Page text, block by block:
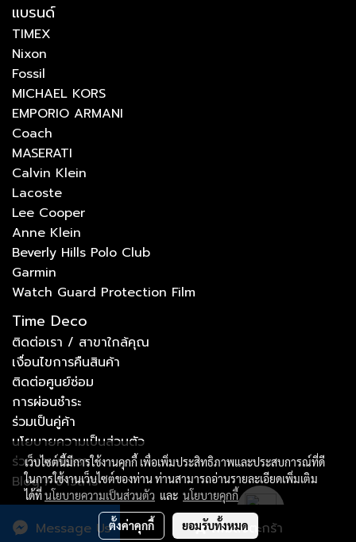
เพิ่มลงตะกร้า
Message Us
แบรนด์
TIMEX
Nixon
Fossil
MICHAEL KORS
EMPORIO ARMANI
Coach
MASERATI
Calvin Klein
Lacoste
Lee Cooper
Anne Klein
Beverly Hills Polo Club
Garmin
Watch Guard Protection Film
Time Deco
ติดต่อเรา / สาขาใกล้คุณ
เงื่อนไขการคืนสินค้า
ติดต่อศูนย์ซ่อม
การผ่อนชำระ
ร่วมเป็นคู่ค้า
นโยบายความเป็นส่วนตัว
ร่วมงานกับเรา
Blog / ข่าวสาร
Copyright © by tdccorp.co.th 2023
เว็บไซต์นี้มีการใช้งานคุกกี้ เพื่อเพิ่มประสิทธิภาพและประสบการณ์ที่ดี
ในการใช้งานเว็บไซต์ของท่าน ท่านสามารถอ่านรายละเอียดเพิ่มเติม
ได้ที่นโยบายความเป็นส่วนตัว และ นโยบายคุกกี้
ตั้งค่าคุกกี้ ยอมรับทั้งหมด